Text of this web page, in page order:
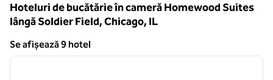
Hoteluri de bucătărie în cameră Homewood Suites
lângă Soldier Field, Chicago, IL
Se afișează 9 hotel
Se afișează 9 hotel
1 din 12